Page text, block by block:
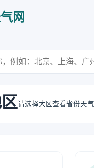
网
请选择大区查看省份天气